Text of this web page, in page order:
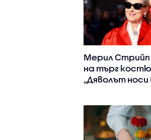
Мерил Стрийп
на търг
„Дяволът